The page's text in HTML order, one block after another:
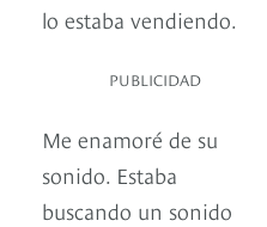
lo estaba vendiendo.
PUBLICIDAD
Me enamoré de su
sonido. Estaba
buscando un sonido